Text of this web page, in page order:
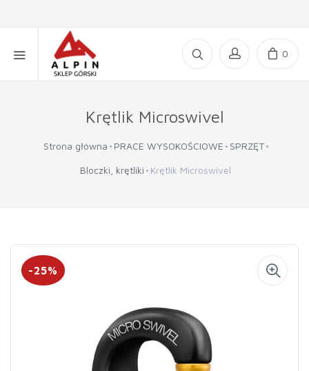
0
Krętlik Microswivel
Strona główna PRACE WYSOKOŚCIOWE SPRZĘT
Bloczki, krętliki Krętlik Microswivel
-25%